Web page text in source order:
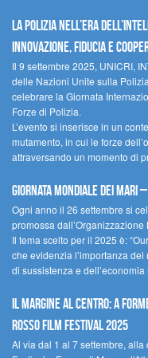
La polizia nell’era
innovazione, fiducia e
Il 9 settembre 2025, UNICRI,
delle Nazioni Unite sulla
celebrare la Giornata
Forze di Polizia.
L’evento si inserisce in un
mutamento, in cui le forze
attraversando un momento di
Giornata Mondiale dei Mari
Ogni anno il 26 settembre si
promossa
Il tema scelto per il 2025 è:
che evidenzia l’importanza
di sussistenza e
Il margine al centro: a
Rosso Film Festival 2025
Al via dal 1 al 7 settembre,